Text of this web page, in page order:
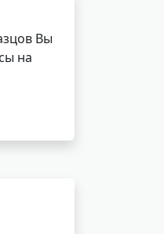
Вы
на